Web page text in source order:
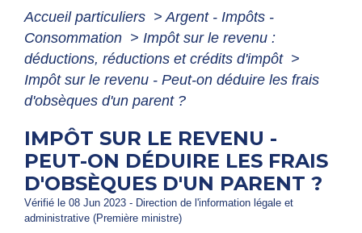
Accueil particuliers > Argent - Impôts -
Consommation > Impôt sur le revenu :
déductions, réductions et crédits d'impôt >
Impôt sur le revenu - Peut-on déduire les frais
d'obsèques d'un parent ?
IMPÔT SUR LE REVENU -
PEUT-ON DÉDUIRE LES FRAIS
D'OBSÈQUES D'UN PARENT ?
Vérifié le 08 Jun 2023 - Direction de l'information légale et
administrative (Première ministre)